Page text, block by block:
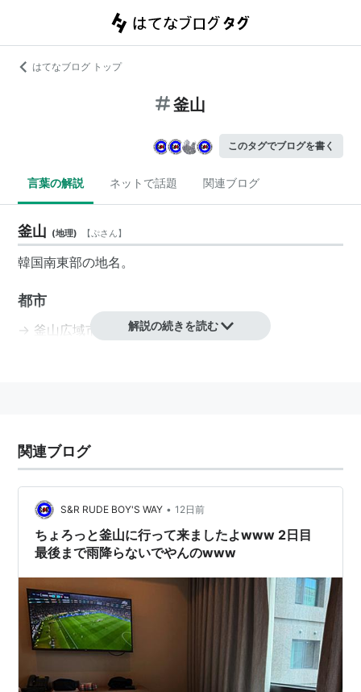
はてなブログ トップ
釜山
このタグでブログを書く
言葉の解説 ネットで話題 関連ブログ
釜山 (地理) 【ぷさん】
韓国南東部の地名。
都市
→ 釜山広域市
→釜山アイパーク
解説の続きを読む
関連ブログ
S&R RUDE BOY'S WAY • 12日前
ちょろっと釜山に行って来ましたよwww 2日目
最後まで雨降らないでやんのwww